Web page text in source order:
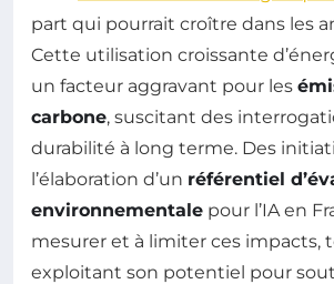
part qui pourrait croître dans les
Cette utilisation croissante
un facteur aggravant pour les
carbone, suscitant des
durabilité à long terme. Des
l’élaboration d’un référentiel
environnementale pour l’IA en
mesurer et à limiter ces impacts,
exploitant son potentiel pour